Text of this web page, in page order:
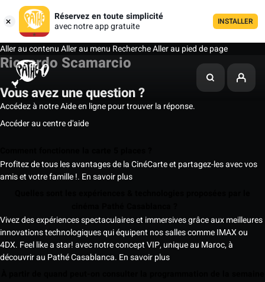
Réservez en toute simplicité
avec notre app gratuite
INSTALLER
Aller au contenuAller au menu RechercheAller au pied de page
Riccardo Scamarcio
Vous avez une question ?
Accédez à notre Aide en ligne pour trouver la réponse.
Accéder au centre d'aide
Profitez de tous les avantages de la CinéCarte et partagez-les avec vos
amis et votre famille !. En savoir plus
Vivez des expériences spectaculaires et immersives grâce aux meilleures
innovations technologiques qui équipent nos salles comme IMAX ou
4DX. Feel like a star! avec notre concept VIP, unique au Maroc, à
découvrir au Pathé Casablanca. En savoir plus